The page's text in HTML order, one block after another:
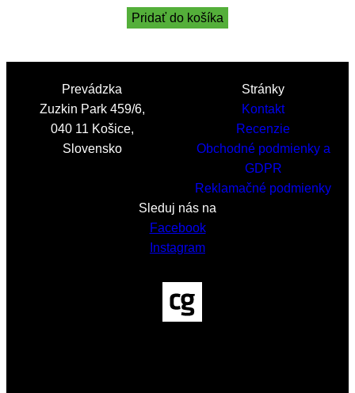
Pridať do košíka
Prevádzka
Zuzkin Park 459/6,
040 11 Košice,
Slovensko
Stránky
Kontakt
Recenzie
Obchodné podmienky a
GDPR
Reklamačné podmienky
Sleduj nás na
Facebook
Instagram